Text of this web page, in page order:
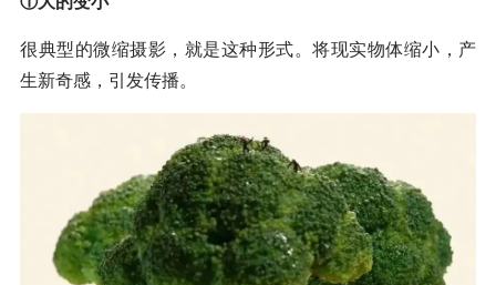
很典型的微缩摄影，就是这种形式。将现实物体缩小，产
生新奇感，引发传播。